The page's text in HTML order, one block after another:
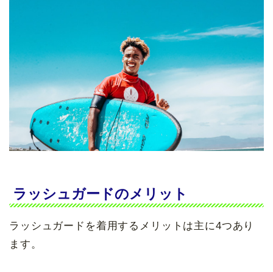
ラッシュガードのメリット
ラッシュガードを着用するメリットは主に4つあり
ます。